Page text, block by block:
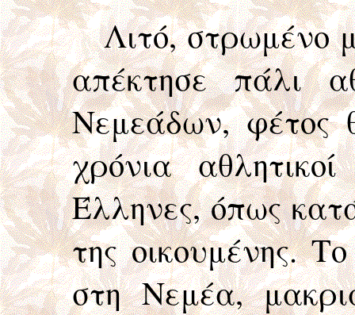
Λιτό, στρωμένο
απέκτησε πάλι
Νεμεάδων, φέτος
χρόνια
Έλληνες, όπως
της οικουμένης.
στη Νεμέα,